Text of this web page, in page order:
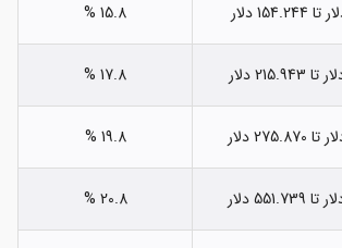
15.8 %
17.8 %
19.8 %
20.8 %